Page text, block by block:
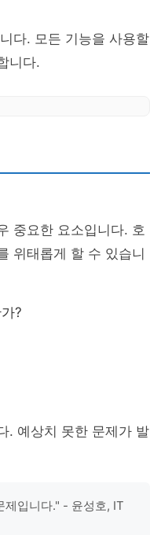
다. 모든 기능을 사용할
니다.
중요한 요소입니다. 호
위태롭게 할 수 있습니
?
. 예상치 못한 문제가 발
제입니다." - 윤성호, IT